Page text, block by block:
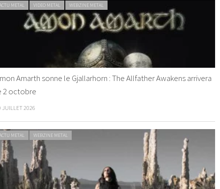
METAL VIDEO METAL WEBZINE METAL
Amarth sonne le Gjallarhorn : The Allfather Awakens arrivera
2 octobre
JUILLET 2026
METAL WEBZINE METAL